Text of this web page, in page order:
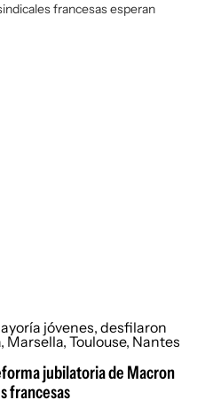
francesas esperan
jubilatoria de Macron
francesas